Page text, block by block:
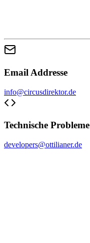
Email Addresse
info@circusdirektor.de
Technische Probleme
developers@ottilianer.de